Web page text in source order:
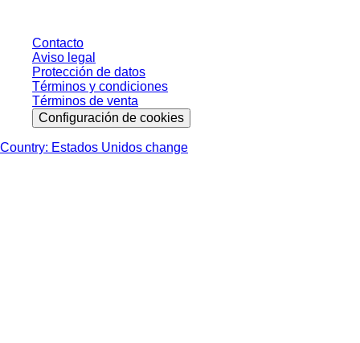
Contacto
Aviso legal
Protección de datos
Términos y condiciones
Términos de venta
Configuración de cookies
Country: Estados Unidos change